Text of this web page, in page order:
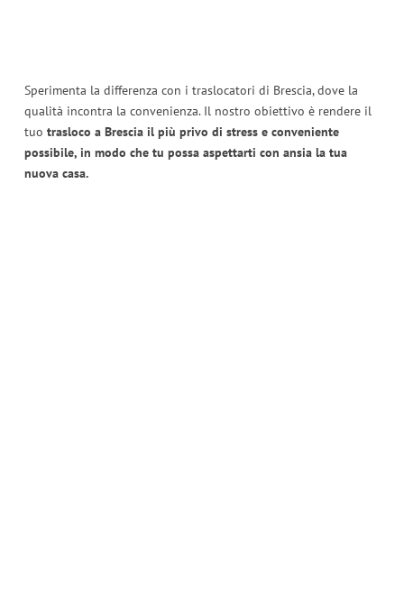
Sperimenta la differenza con i traslocatori di Brescia, dove la
qualità incontra la convenienza. Il nostro obiettivo è rendere il
tuo trasloco a Brescia il più privo di stress e conveniente
possibile, in modo che tu possa aspettarti con ansia la tua
nuova casa.